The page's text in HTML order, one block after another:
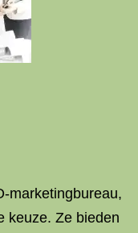
marketingbureau,
keuze. Ze bieden